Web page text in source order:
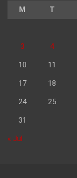
M T
3 4
10 11
17 18
24 25
31
« Jul